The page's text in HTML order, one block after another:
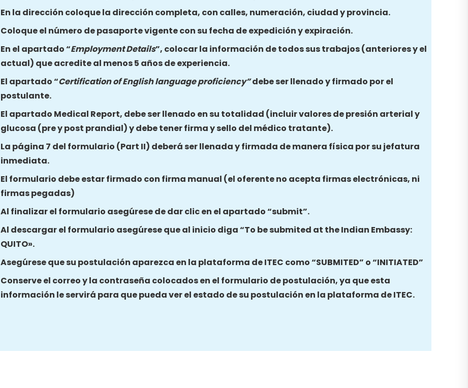
En la dirección coloque la dirección completa, con calles, numeración, ciudad y provincia.
Coloque el número de pasaporte vigente con su fecha de expedición y expiración.
En el apartado “Employment Details”, colocar la información de todos sus trabajos (anteriores y el
actual) que acredite al menos 5 años de experiencia.
El apartado “Certification of English language proficiency”debe ser llenado y firmado por el
postulante.
El apartado Medical Report, debe ser llenado en su totalidad (incluir valores de presión arterial y
glucosa (pre y post prandial) y debe tener firma y sello del médico tratante).
La página 7 del formulario (Part II) deberá ser llenada y firmada de manera física por su jefatura
inmediata.
El formulario debe estar firmado con firma manual (el oferente no acepta firmas electrónicas, ni
firmas pegadas)
Al finalizar el formulario asegúrese de dar clic en el apartado “submit”.
Al descargar el formulario asegúrese que al inicio diga “To be submited at the Indian Embassy:
QUITO».
Asegúrese que su postulación aparezca en la plataforma de ITEC como “SUBMITED” o “INITIATED”
Conserve el correo y la contraseña colocados en el formulario de postulación, ya que esta
información le servirá para que pueda ver el estado de su postulación en la plataforma de ITEC.